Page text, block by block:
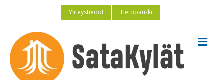
Yhteystiedot Tietopankki
V
a